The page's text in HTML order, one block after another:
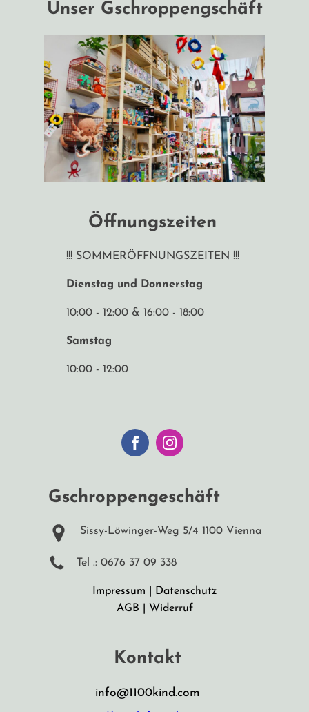
Unser Gschroppengschäft
Öffnungszeiten
!!! SOMMERÖFFNUNGSZEITEN !!!
Dienstag und Donnerstag
10:00 - 12:00 & 16:00 - 18:00
Samstag
10:00 - 12:00
Gschroppengeschäft
Sissy-Löwinger-Weg 5/4 1100 Vienna
Tel .: 0676 37 09 338
Impressum
Datenschutz
AGB
Widerruf
Kontakt
info@1100kind.com